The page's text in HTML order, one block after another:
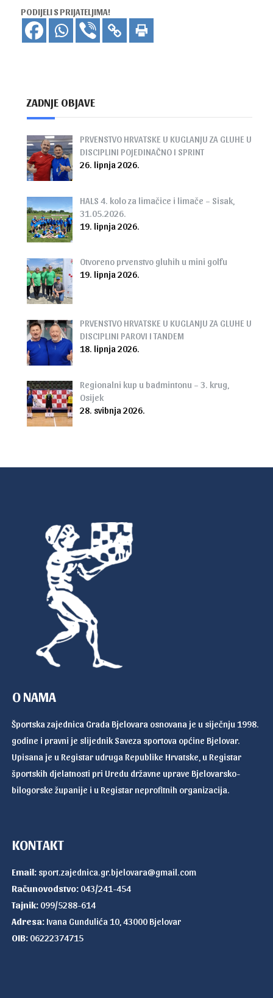
PODIJELI S PRIJATELJIMA!
ZADNJE OBJAVE
PRVENSTVO HRVATSKE U KUGLANJU ZA GLUHE U
DISCIPLINI POJEDINAČNO I SPRINT
26. lipnja 2026.
HALS 4. kolo za limačice i limače – Sisak,
31.05.2026.
19. lipnja 2026.
Otvoreno prvenstvo gluhih u mini golfu
19. lipnja 2026.
PRVENSTVO HRVATSKE U KUGLANJU ZA GLUHE U
DISCIPLINI PAROVI I TANDEM
18. lipnja 2026.
Regionalni kup u badmintonu – 3. krug,
Osijek
28. svibnja 2026.
O NAMA
Športska zajednica Grada Bjelovara osnovana je u siječnju 1998.
godine i pravni je slijednik Saveza sportova općine Bjelovar.
Upisana je u Registar udruga Republike Hrvatske, u Registar
športskih djelatnosti pri Uredu državne uprave Bjelovarsko-
bilogorske županije i u Registar neprofitnih organizacija.
KONTAKT
Email: sport.zajednica.gr.bjelovara@gmail.com
Računovodstvo: 043/241-454
Tajnik: 099/5288-614
Adresa: Ivana Gundulića 10, 43000 Bjelovar
OIB: 06222374715